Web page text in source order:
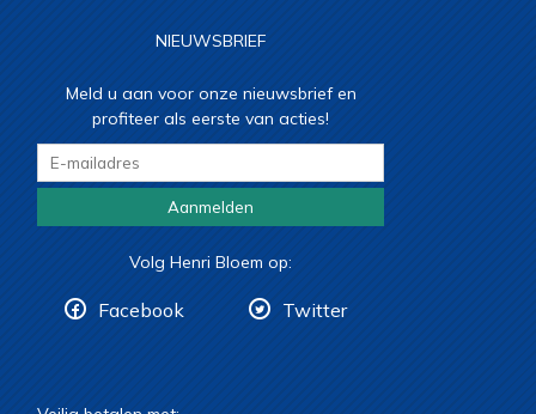
NIEUWSBRIEF
Meld u aan voor onze nieuwsbrief en
profiteer als eerste van acties!
Aanmelden
Volg Henri Bloem op:
Facebook Twitter